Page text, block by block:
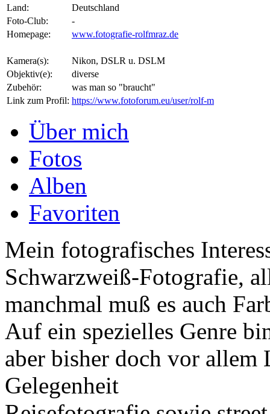
Land:
Deutschland
Foto-Club:
-
Homepage:
www.fotografie-rolfmraz.de
Kamera(s):
Nikon, DSLR u. DSLM
Objektiv(e):
diverse
Zubehör:
was man so "braucht"
Link zum Profil: https://www.fotoforum.eu/user/rolf-m
Über mich
Fotos
Alben
Favoriten
Mein fotografisches
Schwarzweiß-Fotografie,
manchmal muß es auch
Auf ein spezielles Genre
aber bisher doch vor
Gelegenheit